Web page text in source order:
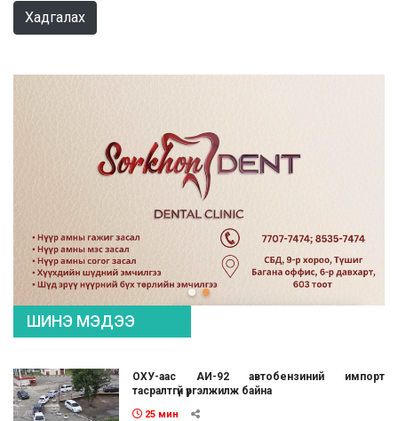
Хадгалах
ШИНЭ МЭДЭЭ
ОХУ-аас АИ-92 автобензиний импорт
тасралтгүй үргэлжилж байна
25 мин